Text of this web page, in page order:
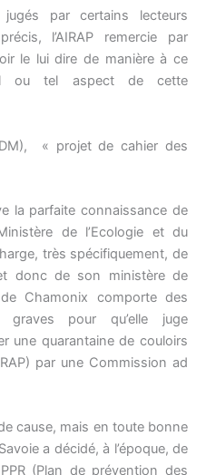
par certains lecteurs
l’AIRAP remercie par
le lui dire de manière à ce
ou tel aspect de cette
« projet de cahier des
la parfaite connaissance de
de l’Ecologie et du
très spécifiquement, de
donc de son ministère de
Chamonix comporte des
graves pour qu’elle juge
une quarantaine de couloirs
par une Commission ad
cause, mais en toute bonne
a décidé, à l’époque, de
(Plan de prévention des